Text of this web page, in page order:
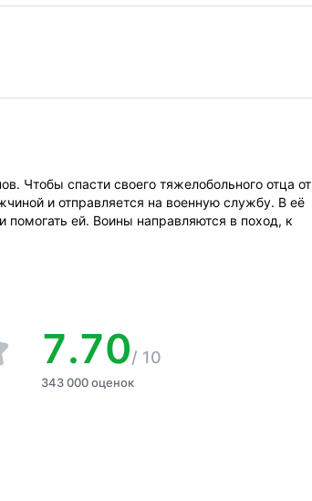
Чтобы спасти своего тяжелобольного отца от
и отправляется на военную службу. В её
ей. Воины направляются в поход, к
7.70/ 10
343 000 оценок